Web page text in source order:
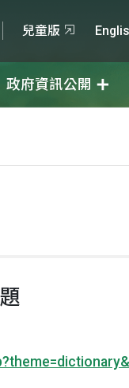
兒童版
政府資訊公開